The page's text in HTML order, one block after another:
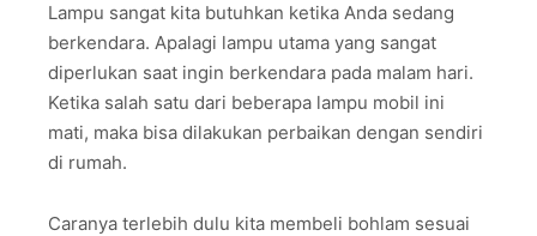
Lampu sangat kita butuhkan ketika Anda sedang
berkendara. Apalagi lampu utama yang sangat
diperlukan saat ingin berkendara pada malam hari.
Ketika salah satu dari beberapa lampu mobil ini
mati, maka bisa dilakukan perbaikan dengan sendiri
di rumah.
Caranya terlebih dulu kita membeli bohlam sesuai